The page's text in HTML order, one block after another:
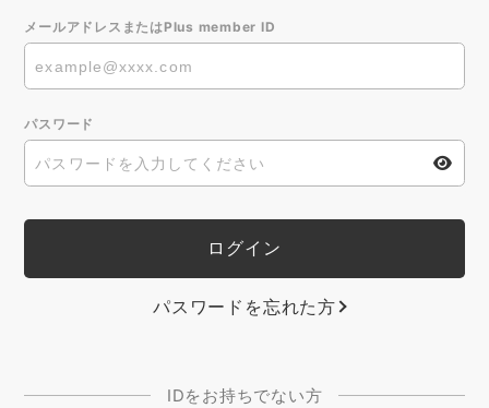
メールアドレスまたはPlus member ID
パスワード
パスワードを忘れた方
IDをお持ちでない方